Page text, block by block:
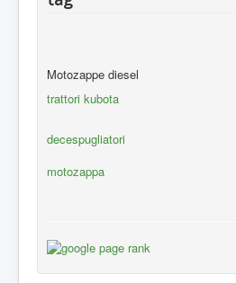
Motozappe diesel
trattori kubota
decespugliatori
motozappa